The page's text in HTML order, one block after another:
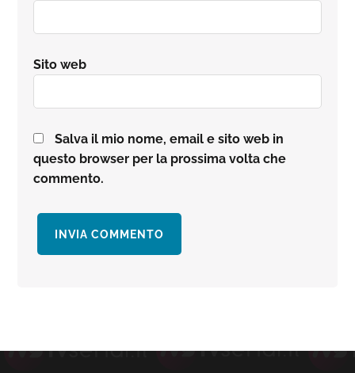
Sito web
Salva il mio nome, email e sito web in
questo browser per la prossima volta che
commento.